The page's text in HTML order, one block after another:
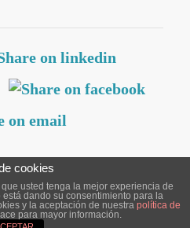
Política de cookies
cookies
usted tenga la mejor experiencia de
dando su consentimiento para la
y la aceptación de nuestra política de
para mayor información.